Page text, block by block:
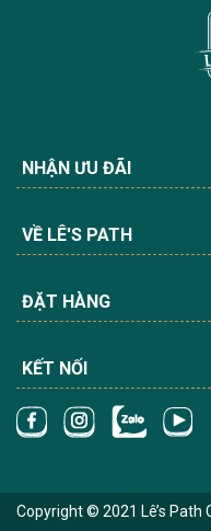
NHẬN ƯU ĐÃI
VỀ LÊ'S PATH
ĐẶT HÀNG
KẾT NỐI
Copyright © 2021 Lê’s